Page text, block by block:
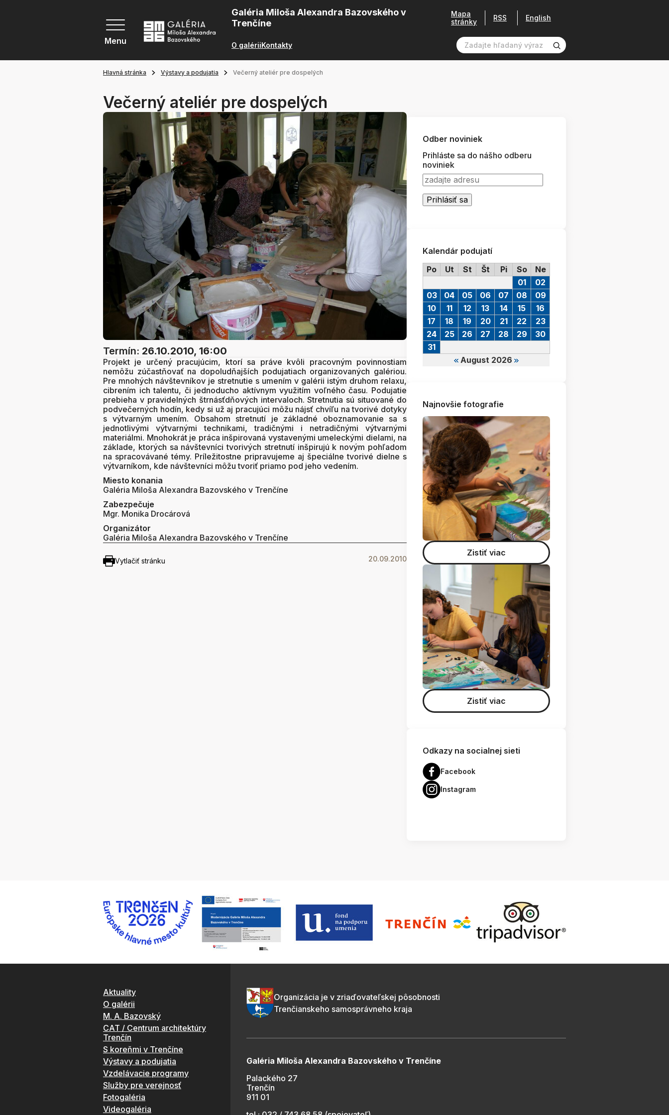
Menu
Galéria Miloša Alexandra Bazovského v
Trenčíne
O galériiKontakty
Mapa
stránky
RSS English
Hlavná stránka Výstavy a podujatia Večerný ateliér pre dospelých
Večerný ateliér pre dospelých
Termín: 26.10.2010, 16:00
Projekt je určený pracujúcim, ktorí sa práve kvôli pracovným povinnostiam
nemôžu zúčastňovať na dopoludňajších podujatiach organizovaných galériou.
Pre mnohých návštevníkov je stretnutie s umením v galérii istým druhom relaxu,
cibrením ich talentu, či jednoducho aktívnym využitím voľného času. Podujatie
prebieha v pravidelných štrnásťdňových intervaloch. Stretnutia sú situované do
podvečerných hodín, kedy si už aj pracujúci môžu nájsť chvíľu na tvorivé dotyky
s výtvarným umením. Obsahom stretnutí je základné oboznamovanie sa s
jednotlivými výtvarnými technikami, tradičnými i netradičnými výtvarnými
materiálmi. Mnohokrát je práca inšpirovaná vystavenými umeleckými dielami, na
základe, ktorých sa návštevníci tvorivých stretnutí inšpirujú k novým pohľadom
na spracovávané témy. Príležitostne pripravujeme aj špeciálne tvorivé dielne s
výtvarníkom, kde návštevníci môžu tvoriť priamo pod jeho vedením.
Miesto konania
Galéria Miloša Alexandra Bazovského v Trenčíne
Zabezpečuje
Mgr. Monika Drocárová
Organizátor
Galéria Miloša Alexandra Bazovského v Trenčíne
Vytlačiť stránku 20.09.2010
Odber noviniek
Prihláste sa do nášho odberu
noviniek
Kalendár podujatí
Po
Ut St Št Pi So Ne
August 2026
01
02
03
04 05 06 07 08
09
10
11 12 13 14 15
16
17
18 19 20 21 22
23
24
25 26 27 28 29
30
31
Najnovšie fotografie
Zistiť viac
Zistiť viac
Odkazy na socialnej sieti
Facebook
Instagram
Aktuality
O galérii
M. A. Bazovský
CAT / Centrum architektúry
Trenčín
S koreňmi v Trenčíne
Výstavy a podujatia
Vzdelávacie programy
Služby pre verejnosť
Fotogaléria
Videogaléria
Organizácia je v zriaďovateľskej pôsobnosti
Trenčianskeho samosprávneho kraja
Galéria Miloša Alexandra Bazovského v Trenčíne
Palackého 27
Trenčín
911 01